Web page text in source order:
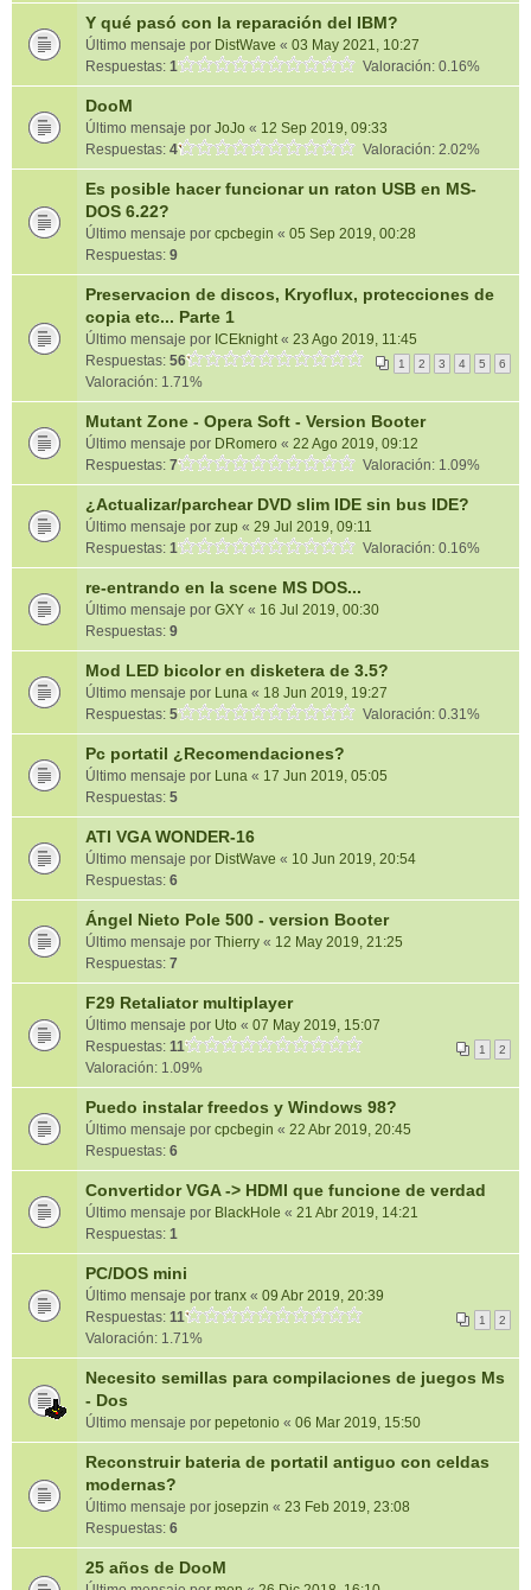
Y qué pasó con la reparación del IBM?
Último mensaje por DistWave « 03 May 2021, 10:27
Respuestas: 1 Valoración: 0.16%
DooM
Último mensaje por JoJo « 12 Sep 2019, 09:33
Respuestas: 4 Valoración: 2.02%
Es posible hacer funcionar un raton USB en MS-
DOS 6.22?
Último mensaje por cpcbegin « 05 Sep 2019, 00:28
Respuestas: 9
Preservacion de discos, Kryoflux, protecciones de
copia etc... Parte 1
Último mensaje por ICEknight« 23 Ago 2019, 11:45
Respuestas: 56 1 2 3 4 5 6
Valoración: 1.71%
Mutant Zone - Opera Soft - Version Booter
Último mensaje por DRomero « 22 Ago 2019, 09:12
Respuestas: 7 Valoración: 1.09%
¿Actualizar/parchear DVD slim IDE sin bus IDE?
Último mensaje por zup « 29 Jul 2019, 09:11
Respuestas: 1 Valoración: 0.16%
re-entrando en la scene MS DOS...
Último mensaje por GXY « 16 Jul 2019, 00:30
Respuestas: 9
Mod LED bicolor en disketera de 3.5?
Último mensaje por Luna « 18 Jun 2019, 19:27
Respuestas: 5 Valoración: 0.31%
Pc portatil ¿Recomendaciones?
Último mensaje por Luna « 17 Jun 2019, 05:05
Respuestas: 5
ATI VGA WONDER-16
Último mensaje por DistWave « 10 Jun 2019, 20:54
Respuestas: 6
Ángel Nieto Pole 500 - version Booter
Último mensaje por Thierry « 12 May 2019, 21:25
Respuestas: 7
F29 Retaliator multiplayer
Último mensaje por Uto « 07 May 2019, 15:07
Respuestas: 11 1 2
Valoración: 1.09%
Puedo instalar freedos y Windows 98?
Último mensaje por cpcbegin « 22 Abr 2019, 20:45
Respuestas: 6
Convertidor VGA -> HDMI que funcione de verdad
Último mensaje por BlackHole « 21 Abr 2019, 14:21
Respuestas: 1
PC/DOS mini
Último mensaje por tranx « 09 Abr 2019, 20:39
Respuestas: 11 1 2
Valoración: 1.71%
Necesito semillas para compilaciones de juegos Ms
- Dos
Último mensaje por pepetonio « 06 Mar 2019, 15:50
Reconstruir bateria de portatil antiguo con celdas
modernas?
Último mensaje por josepzin « 23 Feb 2019, 23:08
Respuestas: 6
25 años de DooM